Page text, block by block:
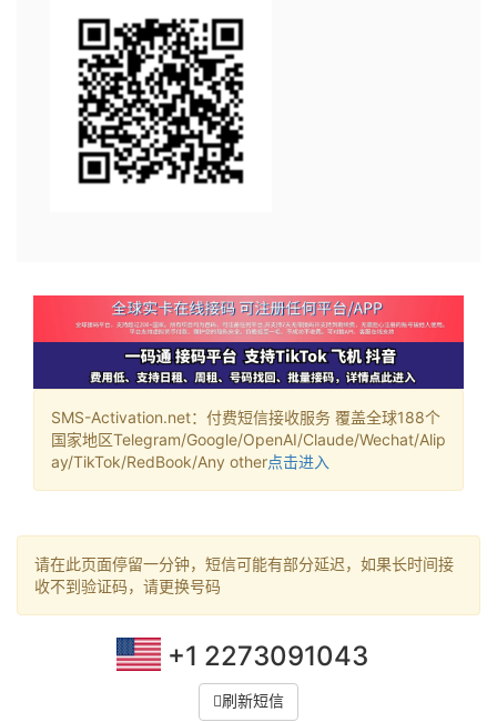
SMS-Activation.net：付费短信接收服务 覆盖全球188个
国家地区Telegram/Google/OpenAI/Claude/Wechat/Alip
ay/TikTok/RedBook/Any other点击进入
请在此页面停留一分钟，短信可能有部分延迟，如果长时间接
收不到验证码，请更换号码
+1 2273091043
刷新短信